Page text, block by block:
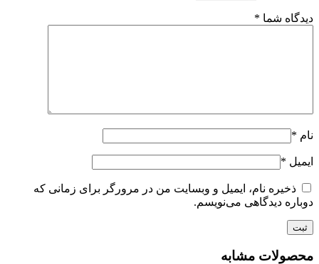
دیدگاه شما *
نام *
ایمیل *
ذخیره نام، ایمیل و وبسایت من در مرورگر برای زمانی که
دوباره دیدگاهی می‌نویسم.
محصولات مشابه